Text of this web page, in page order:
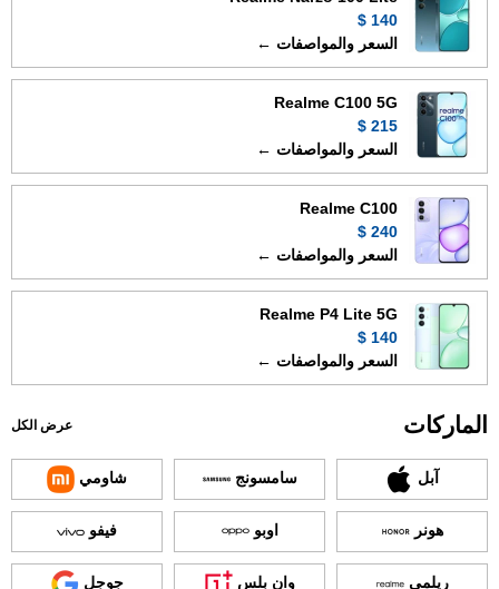
140 $
السعر والمواصفات ←
Realme C100 5G
215 $
السعر والمواصفات ←
Realme C100
240 $
السعر والمواصفات ←
Realme P4 Lite 5G
140 $
السعر والمواصفات ←
الماركات عرض الكل
آبل سامسونج شاومي
هونر اوبو فيفو
ريلمي وان بلس جوجل